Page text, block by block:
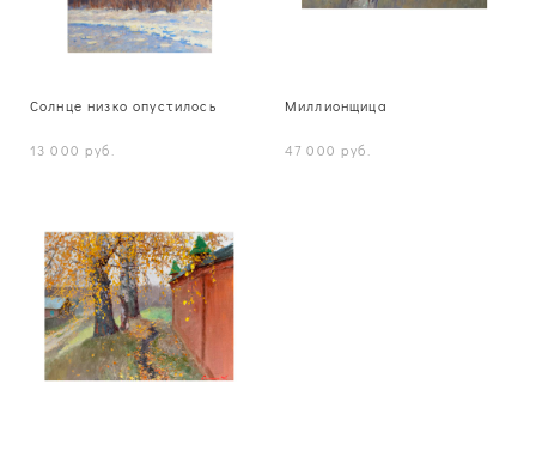
Солнце низко опустилось
13 000 pуб.
Миллионщица
47 000 pуб.